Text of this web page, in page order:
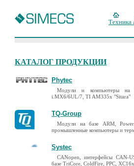
Техника
КАТАЛОГ ПРОДУКЦИИ
Phytec
Модули и компьютеры на
i.MX6/6UL/7, TI AM335x "Sitara"
TQ-Group
Модули на базе ARM,
промышленные компьютеры и
Systec
CANopen, интерфейсы CAN-
базе TriCore, ColdFire, PPC, XC16x